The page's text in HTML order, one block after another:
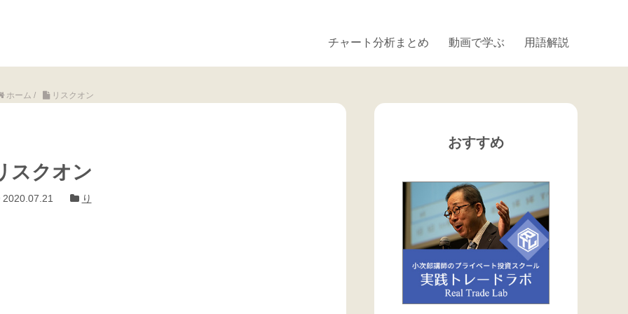
チャート分析まとめ 動画で学ぶ 用語解説
ホーム / リスクオン
スクオン
2020.07.21 り
おすすめ